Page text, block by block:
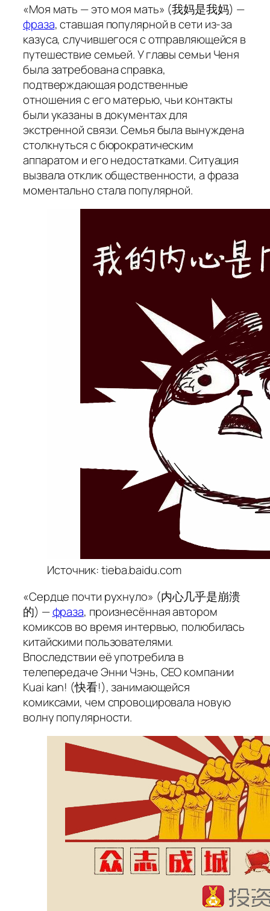
«Моя мать — это моя мать» (我妈是我妈) —
фраза, ставшая популярной в сети из-за
казуса, случившегося с отправляющейся в
путешествие семьей. У главы семьи Ченя
была затребована справка,
подтверждающая родственные
отношения с его матерью, чьи контакты
были указаны в документах для
экстренной связи. Семья была вынуждена
столкнуться с бюрократическим
аппаратом и его недостатками. Ситуация
вызвала отклик общественности, а фраза
моментально стала популярной.
Источник: tieba.baidu.com
«Сердце почти рухнуло» (内心几乎是崩溃
的) —фраза, произнесённая автором
комиксов во время интервью, полюбилась
китайскими пользователями.
Впоследствии её употребила в
телепередаче Энни Чэнь, СЕО компании
Kuai kan! (快看!), занимающейся
комиксами, чем спровоцировала новую
волну популярности.